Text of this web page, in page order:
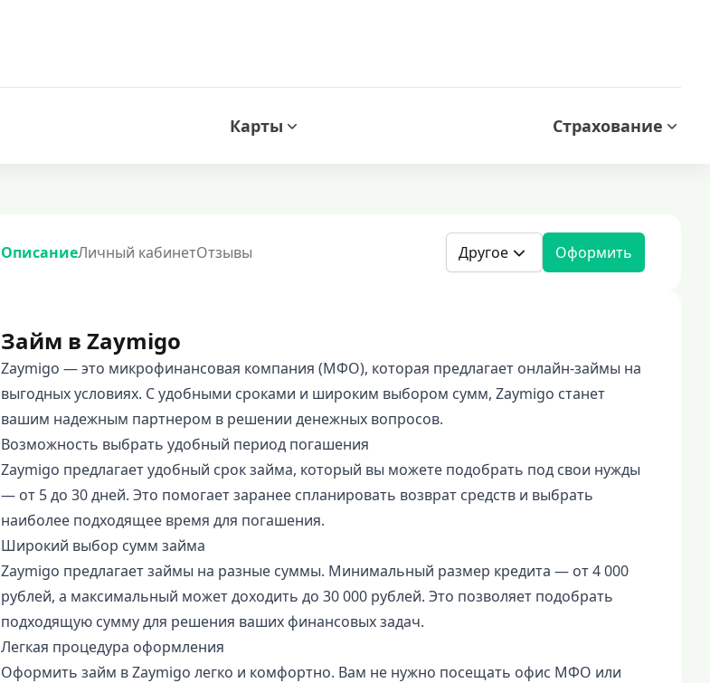
Карты Страхование
ОписаниеЛичный кабинетОтзывы Другое Оформить
Займ в Zaymigo
Zaymigo — это микрофинансовая компания (МФО), которая предлагает онлайн-займы на
выгодных условиях. С удобными сроками и широким выбором сумм, Zaymigo станет
вашим надежным партнером в решении денежных вопросов.
Возможность выбрать удобный период погашения
Zaymigo предлагает удобный срок займа, который вы можете подобрать под свои нужды
— от 5 до 30 дней. Это помогает заранее спланировать возврат средств и выбрать
наиболее подходящее время для погашения.
Широкий выбор сумм займа
Zaymigo предлагает займы на разные суммы. Минимальный размер кредита — от 4 000
рублей, а максимальный может доходить до 30 000 рублей. Это позволяет подобрать
подходящую сумму для решения ваших финансовых задач.
Легкая процедура оформления
Оформить займ в Zaymigo легко и комфортно. Вам не нужно посещать офис МФО или